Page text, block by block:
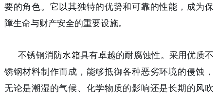
要的角色。它以其独特的优势和可靠的性能，成为保
障生命与财产安全的重要设施。
不锈钢消防水箱具有卓越的耐腐蚀性。采用优质不
锈钢材料制作而成，能够抵御各种恶劣环境的侵蚀，
无论是潮湿的气候、化学物质的影响还是长期的风吹